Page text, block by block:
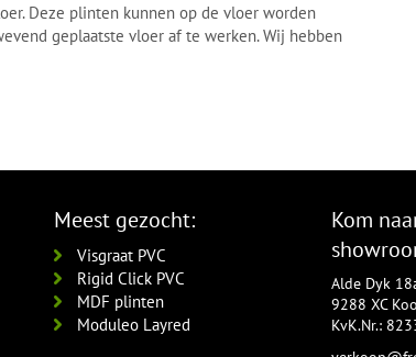
Deze plinten kunnen op de vloer worden
geplaatste vloer af te werken. Wij hebben
Meest gezocht:
Visgraat PVC
Rigid Click PVC
MDF plinten
Moduleo Layred
Kom
Alde Dyk
9288 XC
KvK.Nr.: